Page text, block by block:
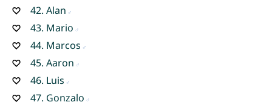
42. Alan
43. Mario
44. Marcos
45. Aaron
46. Luis
47. Gonzalo